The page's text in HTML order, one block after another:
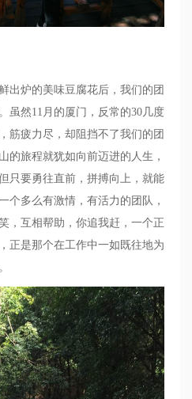
出炉的美味豆腐花后，我们的团
虽然11 月的厦门，反常的30几度
筋疲力尽，却阻挡不了我们的团
的旅程就犹如向前迈进的人生，
只要勇往直前，拼搏向上，就能
个多么有激情，有活力的团队，
，互相帮助，你追我赶，一个正
正是那个在工作中一如既往地为